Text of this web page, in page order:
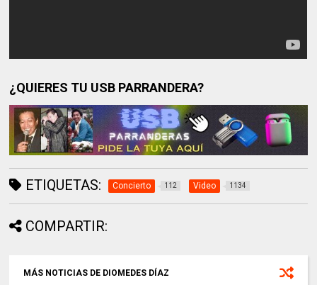
¿QUIERES TU USB PARRANDERA?
ETIQUETAS: Concierto 112 Video 1134
COMPARTIR:
MÁS NOTICIAS DE DIOMEDES DÍAZ